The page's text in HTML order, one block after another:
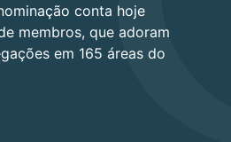
conta hoje
membros, que adoram
em 165 áreas do